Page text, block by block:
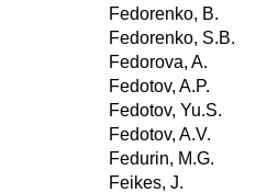
Fedorenko, B.
Fedorenko, S.B.
Fedorova, A.
Fedotov, A.P.
Fedotov, Yu.S.
Fedotov, A.V.
Fedurin, M.G.
Feikes, J.